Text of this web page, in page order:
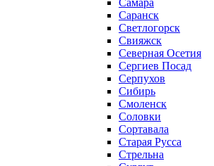
Самара
Саранск
Светлогорск
Свияжск
Северная Осетия
Сергиев Посад
Серпухов
Сибирь
Смоленск
Соловки
Сортавала
Старая Русса
Стрельна